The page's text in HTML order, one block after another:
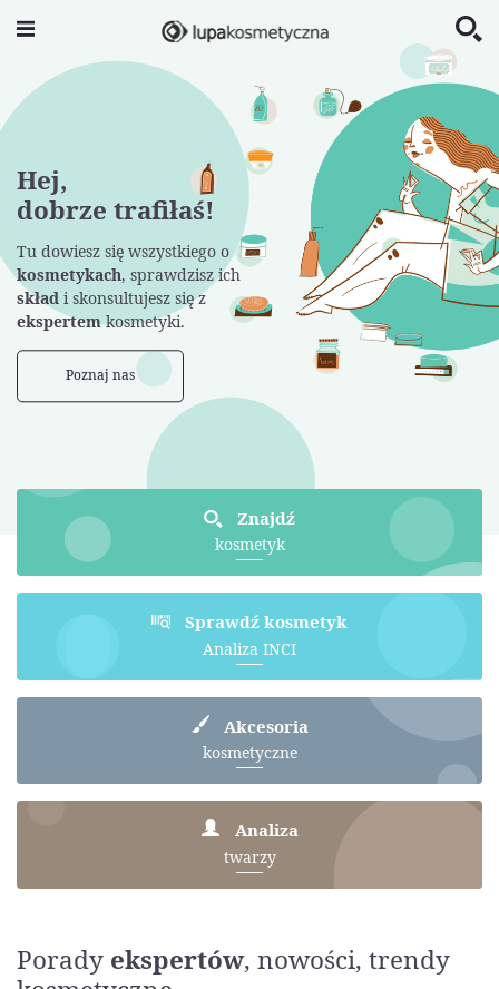
Hej,
dobrze trafiłaś!
Tu dowiesz się wszystkiego o
kosmetykach, sprawdzisz ich
skład i skonsultujesz się z
ekspertemkosmetyki.
Poznaj nas
Znajdź
kosmetyk
Sprawdź kosmetyk
Analiza INCI
Akcesoria
kosmetyczne
Analiza
twarzy
Porady ekspertów, nowości, trendy